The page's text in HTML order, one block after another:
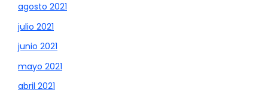
agosto 2021
julio 2021
junio 2021
mayo 2021
abril 2021